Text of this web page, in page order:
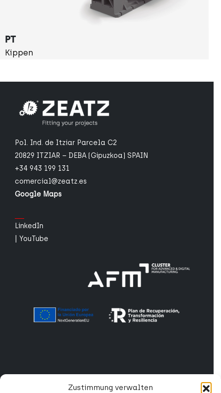
Zustimmung verwalten
PT
Kippen
Pol. Ind. de Itziar Parcela C2
20829 ITZIAR – DEBA (Gipuzkoa) SPAIN
+34 943 199 131
comercial@zeatz.es
Google Maps
LinkedIn
YouTube